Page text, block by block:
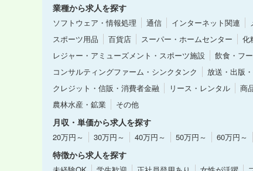
業種から求人を探す
ソフトウェア・情報処理 通信 インターネット関連
スポーツ用品
百貨店 スーパー・ホームセンター 化
レジャー・アミューズメント・スポーツ施設
飲食・フ
コンサルティングファーム・シンクタンク
放送・出版
クレジット・信販・消費者金融
リース・レンタル 商
農林水産・鉱業
その他
月収・単価から求人を探す
20万円～ 30万円～ 40万円～ 50万円～ 60万円～
特徴から求人を探す